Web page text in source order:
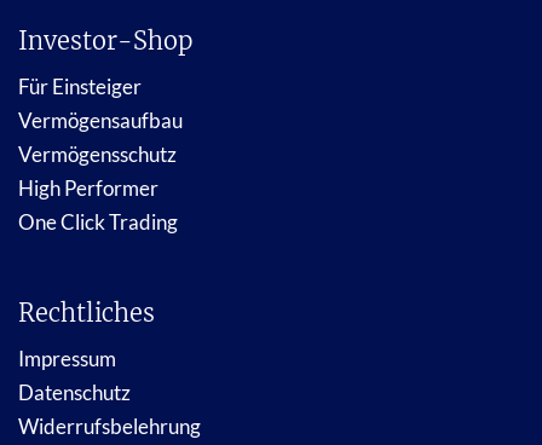
Investor-Shop
Für Einsteiger
Vermögensaufbau
Vermögensschutz
High Performer
One Click Trading
Rechtliches
Impressum
Datenschutz
Widerrufsbelehrung